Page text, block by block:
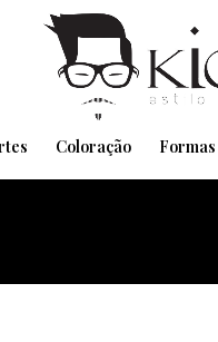
Coloração Formas
Pensando em
Agende